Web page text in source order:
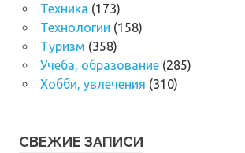
Техника (173)
Технологии (158)
Туризм (358)
Учеба, образование(285)
Хобби, увлечения (310)
СВЕЖИЕ ЗАПИСИ